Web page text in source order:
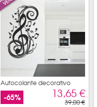
Autocolante decorativo
nota
-65% 13,65 €
39,00 €